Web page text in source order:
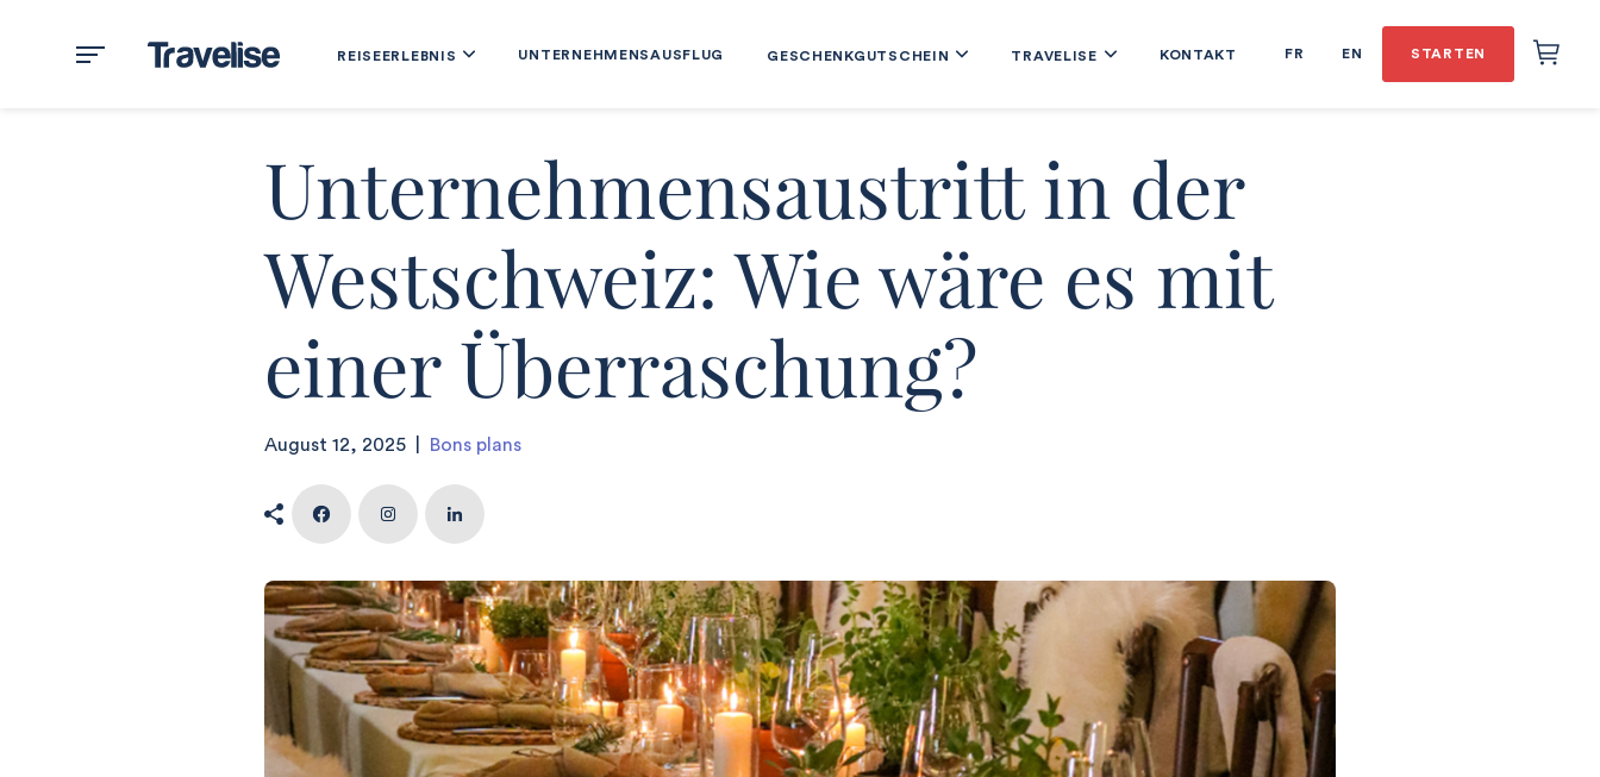
REISEERLEBNIS UNTERNEHMENSAUSFLUG GESCHENKGUTSCHEIN TRAVELISE KONTAKT FR EN STARTEN
Unternehmensaustritt in der
Westschweiz: Wie wäre es mit
einer Überraschung?
August 12, 2025 Bons plans